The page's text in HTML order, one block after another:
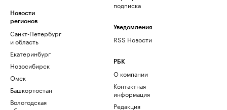
Новости
регионов
Санкт-Петербург
и область
Екатеринбург
Новосибирск
Омск
Башкортостан
Вологодская
подписка
Уведомления
RSS Новости
РБК
О компании
Контактная
информация
Редакция